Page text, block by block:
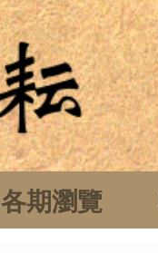
各期瀏覽